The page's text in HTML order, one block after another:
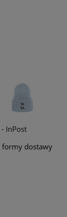
- InPost
formy dostawy